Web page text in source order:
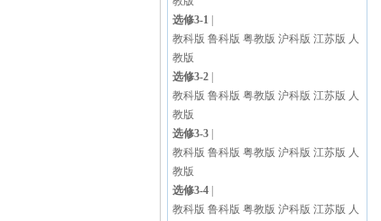
选修3-1
教科版 鲁科版 粤教版 沪科版 江苏版 人
教版
选修3-2
教科版 鲁科版 粤教版 沪科版 江苏版 人
教版
选修3-3
教科版 鲁科版 粤教版 沪科版 江苏版 人
教版
选修3-4
教科版 鲁科版 粤教版 沪科版 江苏版 人